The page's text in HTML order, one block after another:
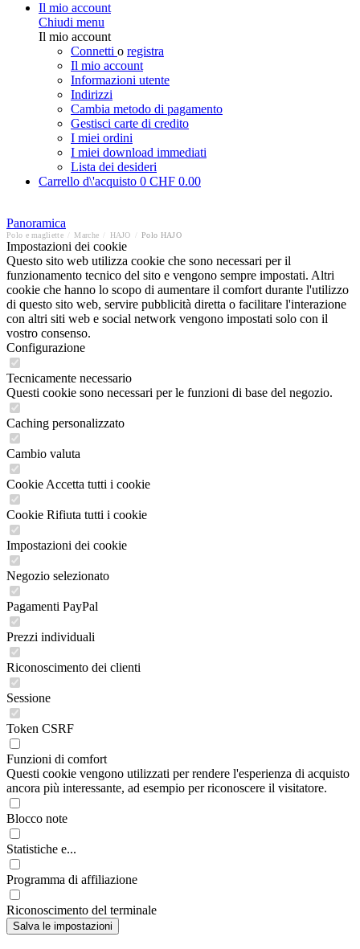
Il mio account
Chiudi menu
Il mio account
Connetti o registra
Il mio account
Informazioni utente
Indirizzi
Cambia metodo di pagamento
Gestisci carte di credito
I miei ordini
I miei download immediati
Lista dei desideri
Carrello d\'acquisto 0 CHF 0.00
Panoramica
Polo e magliette Marche HAJO Polo HAJO
Impostazioni dei cookie
Questo sito web utilizza cookie che sono necessari per il
funzionamento tecnico del sito e vengono sempre impostati. Altri
cookie che hanno lo scopo di aumentare il comfort durante l'utilizzo
di questo sito web, servire pubblicità diretta o facilitare l'interazione
con altri siti web e social network vengono impostati solo con il
vostro consenso.
Configurazione
Tecnicamente necessario
Questi cookie sono necessari per le funzioni di base del negozio.
Caching personalizzato
Cambio valuta
Cookie Accetta tutti i cookie
Cookie Rifiuta tutti i cookie
Impostazioni dei cookie
Negozio selezionato
Pagamenti PayPal
Prezzi individuali
Riconoscimento dei clienti
Sessione
Token CSRF
Funzioni di comfort
Questi cookie vengono utilizzati per rendere l'esperienza di acquisto
ancora più interessante, ad esempio per riconoscere il visitatore.
Blocco note
Statistiche e...
Programma di affiliazione
Riconoscimento del terminale